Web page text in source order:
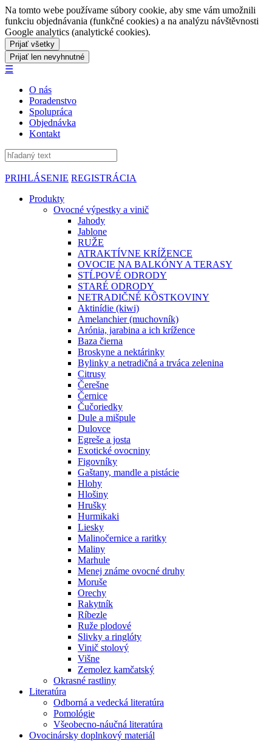
Na tomto webe používame súbory cookie, aby sme vám umožnili
funkciu objednávania (funkčné cookies) a na analýzu návštěvnosti
Google analytics (analytické cookies).
☰
O nás
Poradenstvo
Spolupráca
Objednávka
Kontakt
PRIHLÁSENIE REGISTRÁCIA
Produkty
Ovocné výpestky a vinič
Jahody
Jablone
RUŽE
ATRAKTÍVNE KRÍŽENCE
OVOCIE NA BALKÓNY A TERASY
STĹPOVÉ ODRODY
STARÉ ODRODY
NETRADIČNÉ KÔSTKOVINY
Aktinídie (kiwi)
Amelanchier (muchovník)
Arónia, jarabina a ich krížence
Baza čierna
Broskyne a nektárinky
Bylinky a netradičná a trváca zelenina
Citrusy
Čerešne
Černice
Čučoriedky
Dule a mišpule
Dulovce
Egreše a josta
Exotické ovocniny
Figovníky
Gaštany, mandle a pistácie
Hlohy
Hlošiny
Hrušky
Hurmikaki
Liesky
Malinočernice a raritky
Maliny
Marhule
Menej známe ovocné druhy
Moruše
Orechy
Rakytník
Ríbezle
Ruže plodové
Slivky a ringlóty
Vinič stolový
Višne
Zemolez kamčatský
Okrasné rastliny
Literatúra
Odborná a vedecká literatúra
Pomológie
Všeobecno-náučná literatúra
Ovocinársky doplnkový materiál